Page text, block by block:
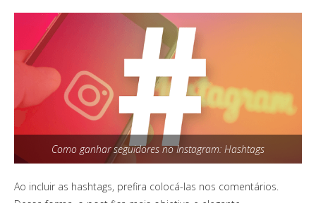
Como ganhar seguidores no Instagram: Hashtags
Ao incluir as hashtags, prefira colocá-las nos comentários.